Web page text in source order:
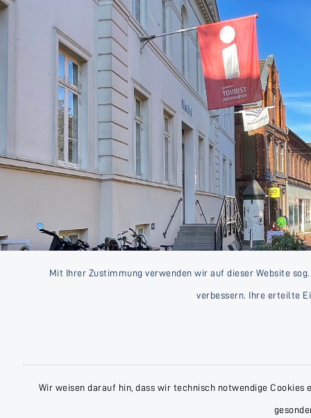
Mit Ihrer Zustimmung verwenden wir auf dieser Website
verbessern. Ihre erteilte
Wir weisen darauf hin, dass wir technisch notwendige